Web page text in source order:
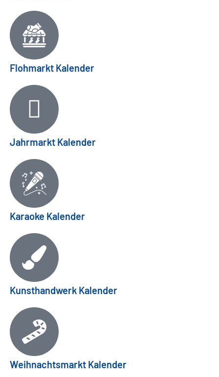
Flohmarkt Kalender
Jahrmarkt Kalender
Karaoke Kalender
Kunsthandwerk Kalender
Weihnachtsmarkt Kalender